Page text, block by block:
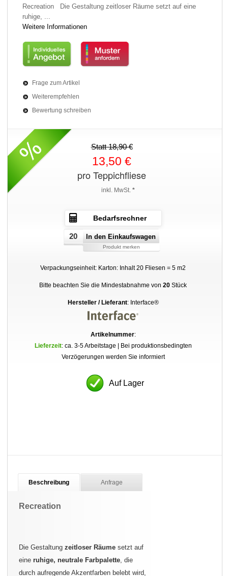
Recreation Die Gestaltung zeitloser Räume setzt auf eine
ruhige, ...
Weitere Informationen
Frage zum Artikel
Weiterempfehlen
Bewertung schreiben
Statt 18,90 €
13,50 €
pro Teppichfliese
inkl. MwSt. *
Bedarfsrechner
In den Einkaufswagen
Produkt merken
Verpackungseinheit: Karton: Inhalt 20 Fliesen = 5 m2
Bitte beachten Sie die Mindestabnahme von20 Stück
Hersteller / Lieferant: Interface®
Artikelnummer:
Lieferzeit: ca. 3-5 Arbeitstage | Bei produktionsbedingten
Verzögerungen werden Sie informiert
Auf Lager
Beschreibung Anfrage
Recreation
Die Gestaltung zeitloser Räume setzt auf
eine ruhige, neutrale Farbpalette , die
durch aufregende Akzentfarben belebt wird,